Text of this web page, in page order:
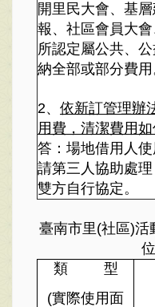
開里民大會、基
報、社區會員大
所認定屬公共、
納全部或部分費用
2、 依新訂管理辦
用費，清潔費用
答：場地借用人
請第三人協助處
雙方自行協定。
臺南市里(社區)活
位
類
型
(實際使用面